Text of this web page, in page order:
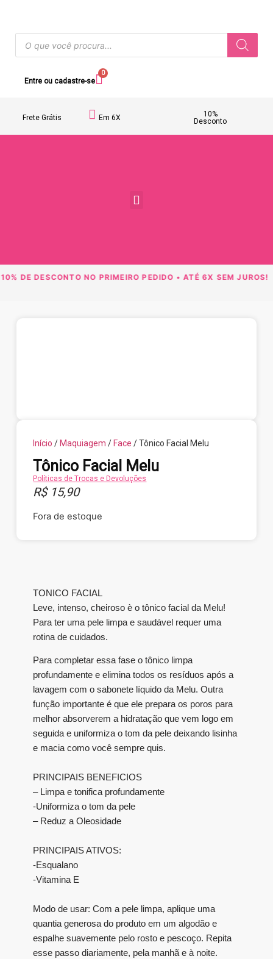
Entre ou cadastre-se
0
Frete Grátis Em 6X
10%
Desconto
DE DESCONTO NO PRIMEIRO PEDIDO • ATÉ 6X SEM JUROS!
Início / Maquiagem / Face / Tônico Facial Melu
Tônico Facial Melu
Políticas de Trocas e Devoluções
R$15,90
Fora de estoque
TONICO FACIAL
Leve, intenso, cheiroso è o tônico facial da Melu!
Para ter uma pele limpa e saudável requer uma
rotina de cuidados.
Para completar essa fase o tônico limpa
profundamente e elimina todos os resíduos após a
lavagem com o sabonete líquido da Melu. Outra
função importante é que ele prepara os poros para
melhor absorverem a hidratação que vem logo em
seguida e uniformiza o tom da pele deixando lisinha
e macia como você sempre quis.
PRINCIPAIS BENEFICIOS
– Limpa e tonifica profundamente
-Uniformiza o tom da pele
– Reduz a Oleosidade
PRINCIPAIS ATIVOS:
-Esqualano
-Vitamina E
Modo de usar: Com a pele limpa, aplique uma
quantia generosa do produto em um algodão e
espalhe suavemente pelo rosto e pescoço. Repita
esse passo diariamente, pela manhã e à noite.